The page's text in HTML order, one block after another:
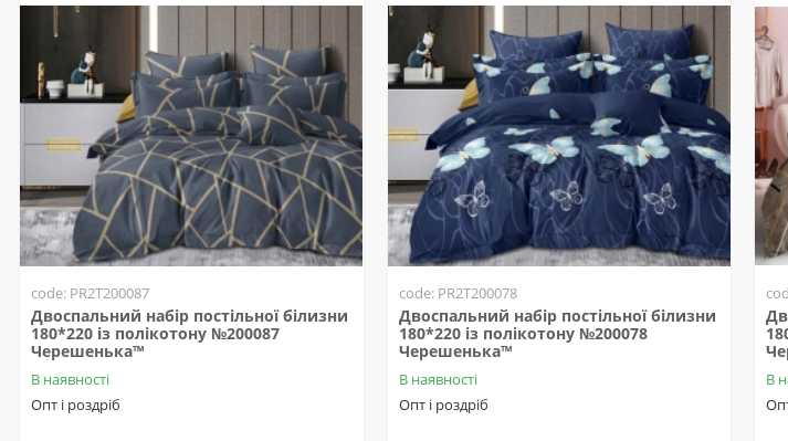
code: PR2T200087
Двоспальний набір постільної білизни
180*220 із полікотону №200087
Черешенька™
В наявності
Опт і роздріб
code: PR2T200078
Двоспальний набір постільної білизни
180*220 із полікотону №200078
Черешенька™
В наявності
Опт і роздріб
В